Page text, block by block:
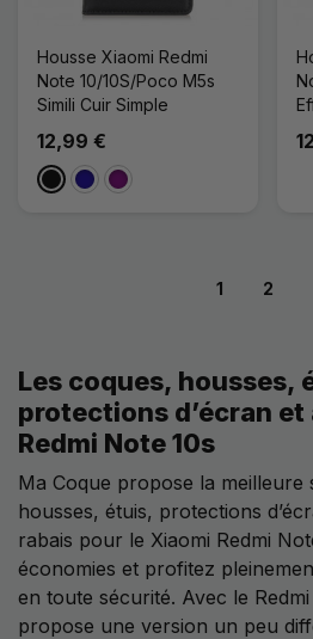
Housse Xiaomi Redmi
Note 10/10S/Poco M5s
Simili Cuir Simple
12,99 €
NoirBleu Foncé
Violet
1 2
Les coques, housses,
protections d’écran
Redmi Note 10s
Ma Coque propose la meilleure
housses, étuis, protections
rabais pour le Xiaomi Redmi
économies et profitez
en toute sécurité. Avec le
propose une version un peu